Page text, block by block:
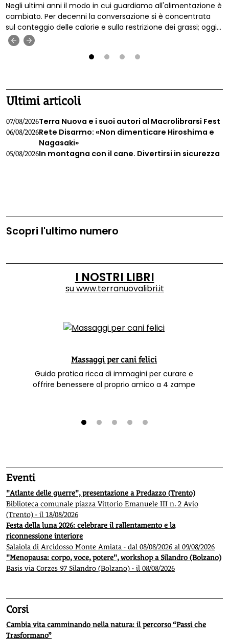
Negli ultimi anni il modo in cui guardiamo all'alimentazione è
cambiato. Per decenni la conversazione si è concentrata
sul conteggio delle calorie e sulla restrizione dei grassi; oggi
sappiamo che la qualità di ciò che mangiamo conta molto
più della quantità, e che il corpo non risponde a tutti gli
alimenti allo stesso modo.
Ultimi articoli
07/08/2026Terra Nuova e i suoi autori al Macrolibrarsi Fest
06/08/2026Rete Disarmo: «Non dimenticare Hiroshima e
Nagasaki»
05/08/2026In montagna con il cane. Divertirsi in sicurezza
Scopri l'ultimo numero
I NOSTRI LIBRI
suwww.terranuovalibri.it
Massaggi per cani felici
Guida pratica ricca di immagini per curare e
offrire benessere al proprio amico a 4 zampe
Eventi
"Atlante delle guerre", presentazione a Predazzo (Trento)
Biblioteca comunale piazza Vittorio Emanuele III n. 2 Avio
(Trento) - il 18/08/2026
Festa della luna 2026: celebrare il rallentamento e la
riconnessione interiore
Salaiola di Arcidosso Monte Amiata - dal 08/08/2026 al 09/08/2026
"Menopausa: corpo, voce, potere", workshop a Silandro (Bolzano)
Basis via Corzes 97 Silandro (Bolzano) - il 08/08/2026
Corsi
Cambia vita camminando nella natura: il percorso “Passi che
Trasformano”